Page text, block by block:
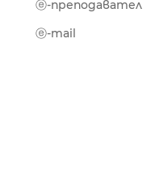
ⓔ-преподавател
ⓔ-mail